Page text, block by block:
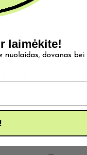
1636
prekės
laimėkite!
nuolaidas, dovanas bei